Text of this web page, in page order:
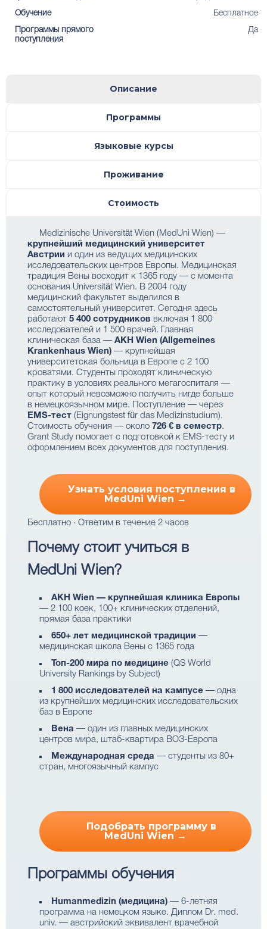
Обучение Бесплатное
Программы прямого
поступления
Да
Описание
Программы
Языковые курсы
Проживание
Стоимость
Medizinische Universität Wien (MedUni Wien) —
крупнейший медицинский университет
Австрии и один из ведущих медицинских
исследовательских центров Европы. Медицинская
традиция Вены восходит к 1365 году — с момента
основания Universität Wien. В 2004 году
медицинский факультет выделился в
самостоятельный университет. Сегодня здесь
работают 5 400 сотрудников включая 1 800
исследователей и 1 500 врачей. Главная
клиническая база — AKH Wien (Allgemeines
Krankenhaus Wien) — крупнейшая
университетская больница в Европе с 2 100
кроватями. Студенты проходят клиническую
практику в условиях реального мегагоспиталя —
опыт который невозможно получить нигде больше
в немецкоязычном мире. Поступление — через
EMS-тест (Eignungstest für das Medizinstudium).
Стоимость обучения — около 726 € в семестр.
Grant Study помогает с подготовкой к EMS-тесту и
оформлением всех документов для поступления.
Узнать условия поступления в
MedUni Wien →
Бесплатно · Ответим в течение 2 часов
Почему стоит учиться в
MedUni Wien?
AKH Wien — крупнейшая клиника Европы
— 2 100 коек, 100+ клинических отделений,
прямая база практики
650+ лет медицинской традиции —
медицинская школа Вены с 1365 года
Топ-200 мира по медицине (QS World
University Rankings by Subject)
1 800 исследователей на кампусе — одна
из крупнейших медицинских исследовательских
баз в Европе
Вена — один из главных медицинских
центров мира, штаб-квартира ВОЗ-Европа
Международная среда — студенты из 80+
стран, многоязычный кампус
Подобрать программу в
MedUni Wien →
Программы обучения
Humanmedizin (медицина) — 6-летняя
программа на немецком языке. Диплом Dr. med.
univ. — австрийский эквивалент врачебной